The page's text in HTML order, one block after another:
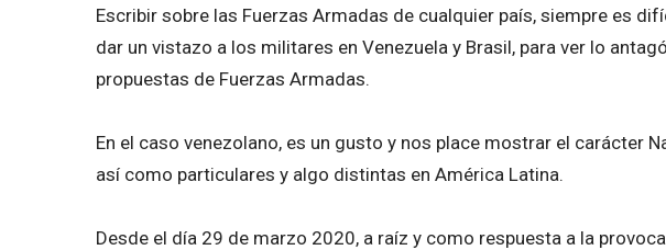
Escribir sobre las Fuerzas Armadas de cualquier país, siempre es
dar un vistazo a los militares en Venezuela y Brasil, para ver lo
propuestas de Fuerzas Armadas.
En el caso venezolano, es un gusto y nos place mostrar el carácter
así como particulares y algo distintas en América Latina.
Desde el día 29 de marzo 2020, a raíz y como respuesta a la